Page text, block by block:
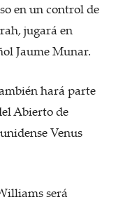
en un control de
jugará en
Jaume Munar.
hará parte
Abierto de
Venus
será